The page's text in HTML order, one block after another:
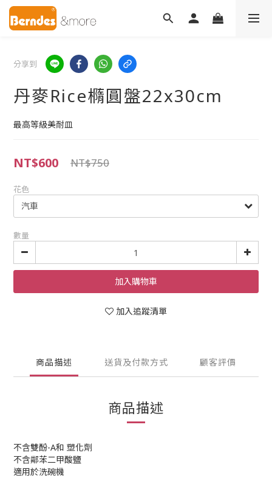
分享到
丹麥Rice橢圓盤22x30cm
最高等級美耐皿
NT$600 NT$750
花色
數量
加入購物車
加入追蹤清單
商品描述 送貨及付款方式 顧客評價
商品描述
不含雙酚-A和 塑化劑
不含鄰苯二甲酸鹽
適用於洗碗機